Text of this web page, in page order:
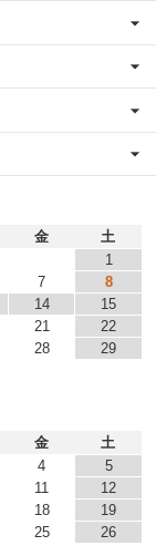
金
土
1
7
8
14
15
21
22
28
29
金
土
4
5
11
12
18
19
25
26